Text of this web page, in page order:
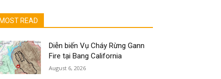
MOST READ
Diễn biến Vụ Cháy Rừng Gann
Fire tại Bang California
August 6, 2026